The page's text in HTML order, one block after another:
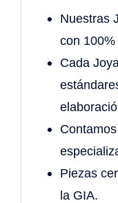
Nuestras
con 100%
Cada
Piezas
la GIA.